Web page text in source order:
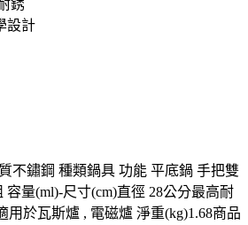
銹
設計
不鏽鋼 種類鍋具 功能 平底鍋 手把雙
容量(ml)-尺寸(cm)直徑 28公分最高耐
用於瓦斯爐 , 電磁爐 淨重(kg)1.68商品